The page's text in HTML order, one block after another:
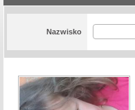
Nazwisko